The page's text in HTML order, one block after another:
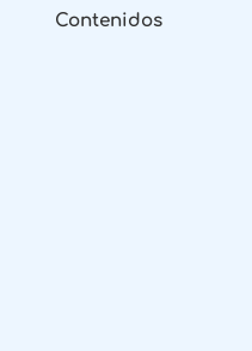
Contenidos